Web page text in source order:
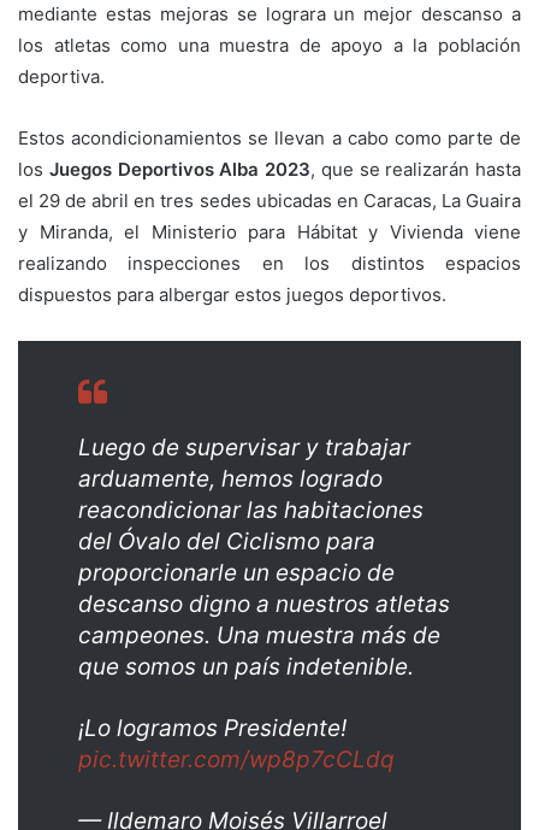
mediante estas mejoras se lograra un mejor descanso a
los atletas como una muestra de apoyo a la población
deportiva.
Estos acondicionamientos se llevan a cabo como parte de
los Juegos Deportivos Alba 2023, que se realizarán hasta
el 29 de abril en tres sedes ubicadas en Caracas, La Guaira
y Miranda, el Ministerio para Hábitat y Vivienda viene
realizando inspecciones en los distintos espacios
dispuestos para albergar estos juegos deportivos.
Luego de supervisar y trabajar
arduamente, hemos logrado
reacondicionar las habitaciones
del Óvalo del Ciclismo para
proporcionarle un espacio de
descanso digno a nuestros atletas
campeones. Una muestra más de
que somos un país indetenible.
¡Lo logramos Presidente!
pic.twitter.com/wp8p7cCLdq
— Ildemaro Moisés Villarroel